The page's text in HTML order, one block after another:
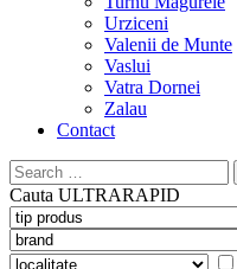
Urziceni
Valenii de Munte
Vaslui
Vatra Dornei
Zalau
Contact
Search
for:
Cauta ULTRARAPID